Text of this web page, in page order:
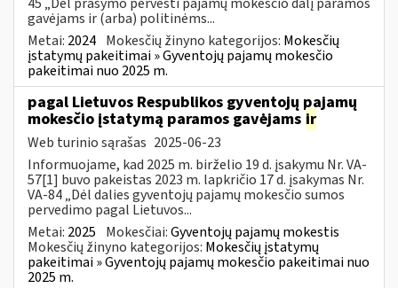
gavėjams ir (arba) politinėms...
Metai: 2024 Mokesčių žinyno kategorijos: Mokesčių
įstatymų pakeitimai » Gyventojų pajamų mokesčio
pakeitimai nuo 2025 m.
pagal Lietuvos Respublikos gyventojų pajamų
mokesčio įstatymą paramos gavėjams ir
Web turinio sąrašas 2025-06-23
Informuojame, kad 2025 m. birželio 19 d. įsakymu Nr. VA-
57[1] buvo pakeistas 2023 m. lapkričio 17 d. įsakymas Nr.
VA-84 „Dėl dalies gyventojų pajamų mokesčio sumos
pervedimo pagal Lietuvos...
Metai: 2025 Mokesčiai:Gyventojų pajamų mokestis
Mokesčių žinyno kategorijos: Mokesčių įstatymų
pakeitimai » Gyventojų pajamų mokesčio pakeitimai nuo
2025 m.